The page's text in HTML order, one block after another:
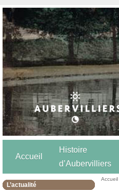
Accueil
Histoire
d’Aubervilliers
L’actualité
Accueil